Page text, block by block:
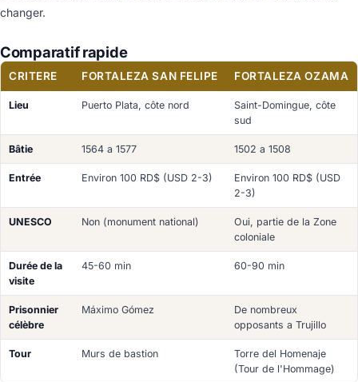
changer.
Comparatif rapide
CRITERE FORTALEZA SAN FELIPE FORTALEZA OZAMA
Lieu Puerto Plata, côte nord
Saint-Domingue, côte
sud
Bâtie 1564 a 1577 1502 a 1508
Entrée Environ 100 RD$ (USD 2-3)
Environ 100 RD$ (USD
2-3)
UNESCO Non (monument national)
Oui, partie de la Zone
coloniale
Durée de la
visite
45-60 min 60-90 min
Prisonnier
célèbre
Máximo Gómez
De nombreux
opposants a Trujillo
Tour Murs de bastion
Torre del Homenaje
(Tour de l'Hommage)